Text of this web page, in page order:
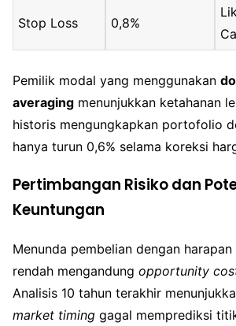
Stop Loss 0,8%
Pemilik modal yang menggunakan
averaging menunjukkan ketahanan
historis mengungkapkan portofolio
hanya turun 0,6% selama koreksi
Pertimbangan Risiko dan
Keuntungan
Menunda pembelian dengan
rendah mengandung opportunity
Analisis 10 tahun terakhir
market timing gagal memprediksi